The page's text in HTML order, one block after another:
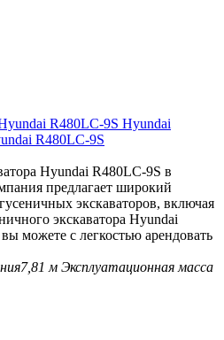
R480LC-9S
Hyundai R480LC-9S в
предлагает широкий
экскаваторов, включая
экскаватора Hyundai
можете с легкостью арендовать
7,81 м Эксплуатационная масса